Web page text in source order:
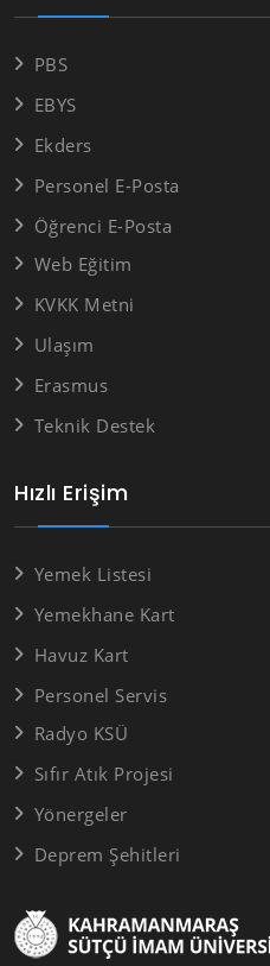
Hızlı Erişim
Yemek Listesi
Yemekhane Kart
Havuz Kart
Personel Servis
Radyo KSÜ
Sıfır Atık Projesi
Yönergeler
Deprem Şehitleri
PBS
EBYS
Ekders
Personel E-Posta
Öğrenci E-Posta
Web Eğitim
KVKK Metni
Ulaşım
Erasmus
Teknik Destek